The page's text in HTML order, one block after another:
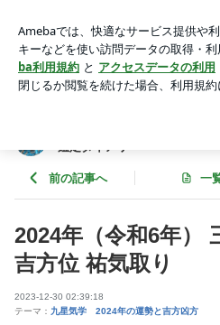
占いの館「宝琉館」 ホウリュウ
アプリをダウンロードして ブログの
ょう。
鑑定ダイアリー
前の記事へ 一
2024年（令和6年）
吉方位 祐気取り
2023-12-30 02:39:18
テーマ： 九星気学 2024年の運勢と吉方凶方